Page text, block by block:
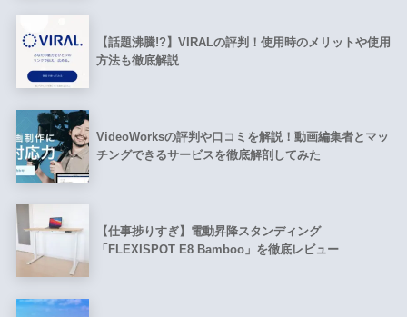
【話題沸騰!?】VIRALの評判！使用時のメリットや使用
方法も徹底解説
VideoWorksの評判や口コミを解説！動画編集者とマッ
チングできるサービスを徹底解剖してみた
【仕事捗りすぎ】電動昇降スタンディング
「FLEXISPOT E8 Bamboo」を徹底レビュー